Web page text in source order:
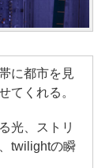
に都市を見
てくれる。
光、ストリ
twilightの瞬